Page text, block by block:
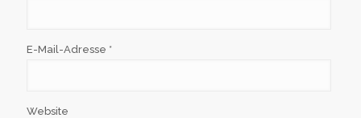
E-Mail-Adresse *
Website